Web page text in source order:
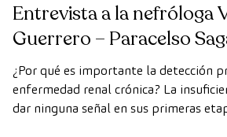
Entrevista a la nefróloga
Guerrero – Paracelso
¿Por qué es importante la detección
enfermedad renal crónica? La
dar ninguna señal en sus primeras